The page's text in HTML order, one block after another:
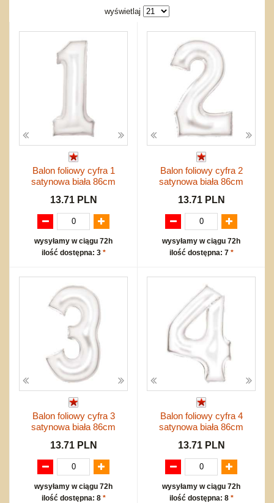
Pojazdy
Mapa produktów
wyświetlaj
Balon foliowy cyfra 1
satynowa biała 86cm
13.71 PLN
wysyłamy w ciągu 72h
ilość dostępna: 3 *
Balon foliowy cyfra 2
satynowa biała 86cm
13.71 PLN
wysyłamy w ciągu 72h
ilość dostępna: 7 *
Balon foliowy cyfra 3
satynowa biała 86cm
13.71 PLN
wysyłamy w ciągu 72h
ilość dostępna: 8 *
Balon foliowy cyfra 4
satynowa biała 86cm
13.71 PLN
wysyłamy w ciągu 72h
ilość dostępna: 8 *